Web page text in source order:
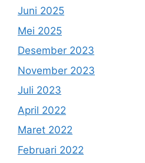
Juni 2025
Mei 2025
Desember 2023
November 2023
Juli 2023
April 2022
Maret 2022
Februari 2022